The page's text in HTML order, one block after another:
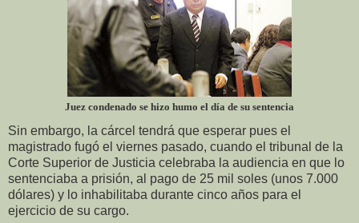
Juez condenado se hizo humo el día de su sentencia
Sin embargo, la cárcel tendrá que esperar pues el
magistrado fugó el viernes pasado, cuando el tribunal de la
Corte Superior de Justicia celebraba la audiencia en que lo
sentenciaba a prisión, al pago de 25 mil soles (unos 7.000
dólares) y lo inhabilitaba durante cinco años para el
ejercicio de su cargo.